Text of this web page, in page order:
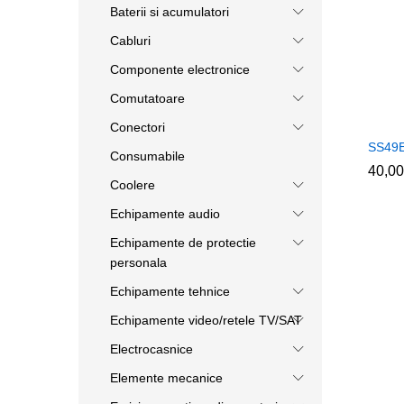
40,00
40,00
Baterii si acumulatori
Cabluri
Componente electronice
Comutatoare
Conectori
Consumabile
Coolere
Echipamente audio
Echipamente de protectie
personala
Echipamente tehnice
Echipamente video/retele TV/SAT
Electrocasnice
Elemente mecanice